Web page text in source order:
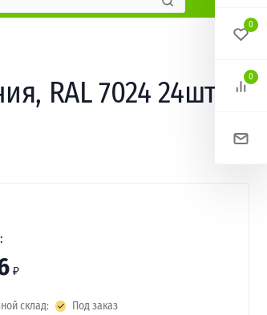
RAL 7024 24шт/
₽
склад: Под заказ
0
0